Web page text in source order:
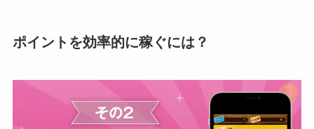
ポイントを効率的に稼ぐには？